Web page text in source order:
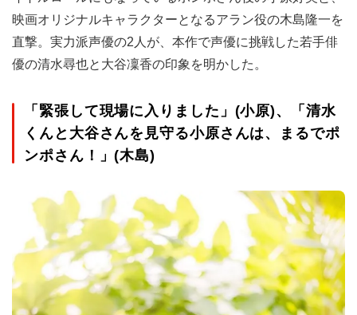
映画オリジナルキャラクターとなるアラン役の木島隆一を
直撃。実力派声優の2人が、本作で声優に挑戦した若手俳
優の清水尋也と大谷凜香の印象を明かした。
「緊張して現場に入りました」(小原)、「清水
くんと大谷さんを見守る小原さんは、まるでポ
ンポさん！」(木島)